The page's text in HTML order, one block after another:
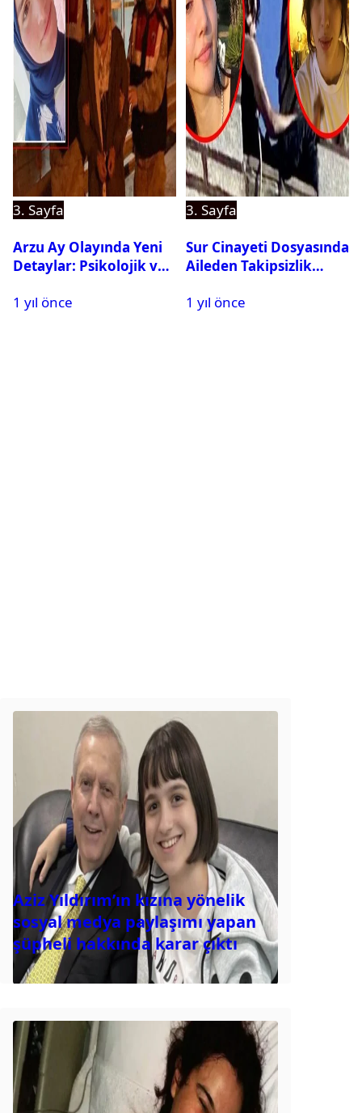
3. Sayfa
Arzu Ay Olayında Yeni
Detaylar: Psikolojik ve
Gündemde
1 yıl önce
3. Sayfa
Sur Cinayeti Dosyasında
Aileden Takipsizlik
1 yıl önce
Aziz Yıldırım’ın kızına yönelik
sosyal medya paylaşımı yapan
şüpheli hakkında karar çıktı